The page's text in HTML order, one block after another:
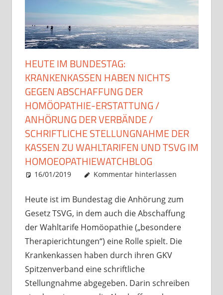
HEUTE IM BUNDESTAG:
KRANKENKASSEN HABEN NICHTS
GEGEN ABSCHAFFUNG DER
HOMÖOPATHIE-ERSTATTUNG /
ANHÖRUNG DER VERBÄNDE /
SCHRIFTLICHE STELLUNGNAHME DER
KASSEN ZU WAHLTARIFEN UND TSVG IM
HOMOEOPATHIEWATCHBLOG
16/01/2019 Christian J. Becker
Uncategorized
Kommentar hinterlassen
Heute ist im Bundestag die Anhörung zum
Gesetz TSVG, in dem auch die Abschaffung
der Wahltarife Homöopathie („besondere
Therapierichtungen“) eine Rolle spielt. Die
Krankenkassen haben durch ihren GKV
Spitzenverband eine schriftliche
Stellungnahme abgegeben. Darin schreiben